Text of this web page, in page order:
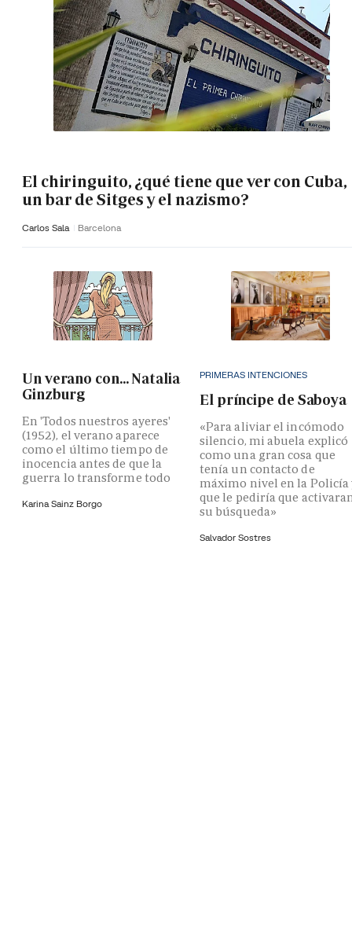
El chiringuito, ¿qué tiene que ver con Cuba,
un bar de Sitges y el nazismo?
Carlos Sala Barcelona
Un verano con... Natalia
Ginzburg
En 'Todos nuestros ayeres'
(1952), el verano aparece
como el último tiempo de
inocencia antes de que la
guerra lo transforme todo
Karina Sainz Borgo
PRIMERAS INTENCIONES
El príncipe de Saboya
«Para aliviar el incómodo
silencio, mi abuela explicó
como una gran cosa que
tenía un contacto de
máximo nivel en la Policía
que le pediría que
su búsqueda»
Salvador Sostres